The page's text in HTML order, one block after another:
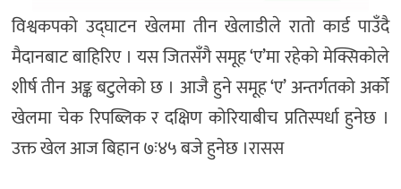
विश्वकपको उद्घाटन खेलमा तीन खेलाडीले रातो कार्ड पाउँदै
मैदानबाट बाहिरिए । यस जितसँगै समूह ‘ए’मा रहेको मेक्सिकोले
शीर्ष तीन अङ्क बटुलेको छ । आजै हुने समूह ‘ए’ अन्तर्गतको अर्को
खेलमा चेक रिपब्लिक र दक्षिण कोरियाबीच प्रतिस्पर्धा हुनेछ ।
उक्त खेल आज बिहान ७ः४५ बजे हुनेछ ।रासस